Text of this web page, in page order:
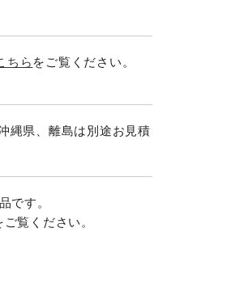
ちら をご覧ください。
縄県、離島は別途お見積
です。
ご覧ください。